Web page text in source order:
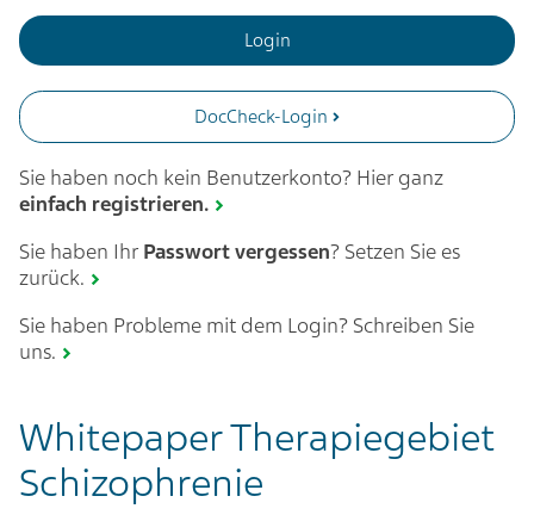
DocCheck-Login
Sie haben noch kein Benutzerkonto? Hier ganz
einfach registrieren.
Sie haben Ihr Passwort vergessen? Setzen Sie es
zurück.
Sie haben Probleme mit dem Login? Schreiben Sie
uns.
Whitepaper Therapiegebiet
Schizophrenie